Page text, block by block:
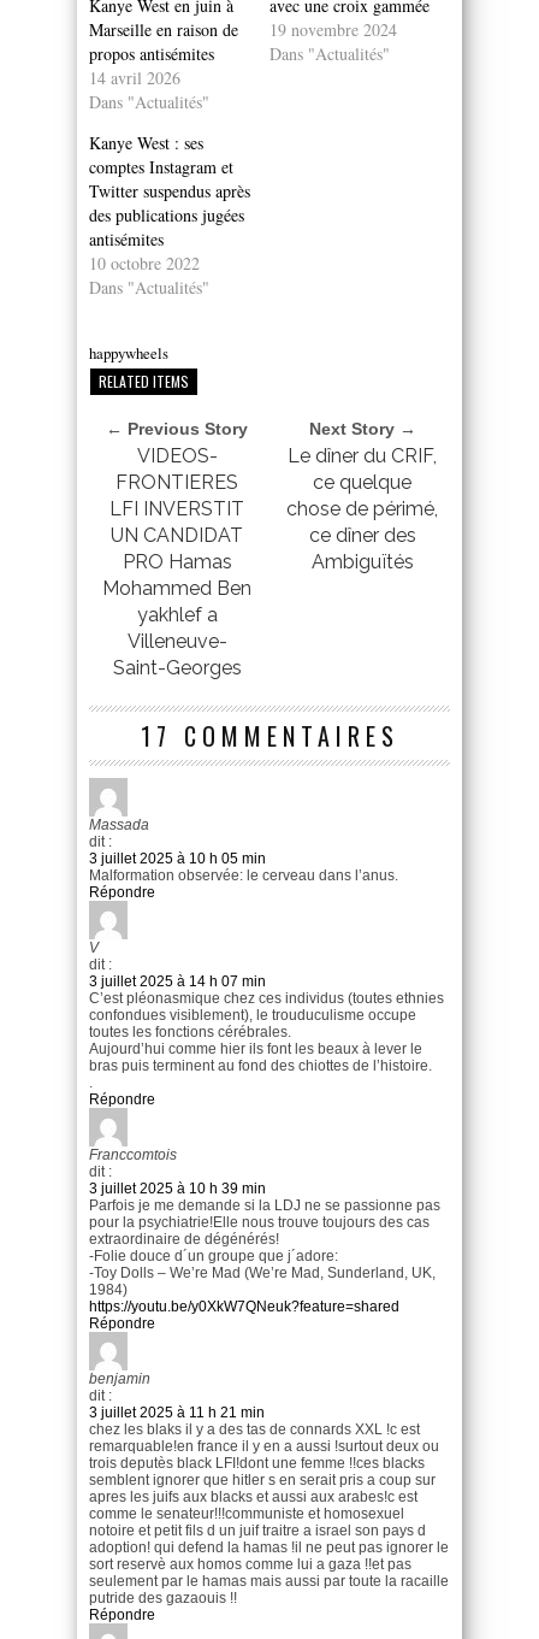
Kanye West en juin à
Marseille en raison de
propos antisémites
14 avril 2026
Dans "Actualités"
avec une croix gammée
19 novembre 2024
Dans "Actualités"
Kanye West : ses
comptes Instagram et
Twitter suspendus après
des publications jugées
antisémites
10 octobre 2022
Dans "Actualités"
happywheels
RELATED ITEMS
← Previous Story
VIDEOS-
FRONTIERES
LFI INVERSTIT
UN CANDIDAT
PRO Hamas
Mohammed Ben
yakhlef a
Villeneuve-
Saint-Georges
Next Story →
Le dîner du CRIF,
ce quelque
chose de périmé,
ce dîner des
Ambiguïtés
17 COMMENTAIRES
Massada
dit :
3 juillet 2025 à 10 h 05 min
Malformation observée: le cerveau dans l’anus.
Répondre
V
dit :
3 juillet 2025 à 14 h 07 min
C’est pléonasmique chez ces individus (toutes ethnies
confondues visiblement), le trouduculisme occupe
toutes les fonctions cérébrales.
Aujourd’hui comme hier ils font les beaux à lever le
bras puis terminent au fond des chiottes de l’histoire.
Répondre
Franccomtois
dit :
3 juillet 2025 à 10 h 39 min
Parfois je me demande si la LDJ ne se passionne pas
pour la psychiatrie!Elle nous trouve toujours des cas
extraordinaire de dégénérés!
-Folie douce d´un groupe que j´adore:
-Toy Dolls – We’re Mad (We’re Mad, Sunderland, UK,
1984)
https://youtu.be/y0XkW7QNeuk?feature=shared
Répondre
benjamin
dit :
3 juillet 2025 à 11 h 21 min
chez les blaks il y a des tas de connards XXL !c est
remarquable!en france il y en a aussi !surtout deux ou
trois deputès black LFI!dont une femme !!ces blacks
semblent ignorer que hitler s en serait pris a coup sur
apres les juifs aux blacks et aussi aux arabes!c est
comme le senateur!!!communiste et homosexuel
notoire et petit fils d un juif traitre a israel son pays d
adoption! qui defend la hamas !il ne peut pas ignorer le
sort reservè aux homos comme lui a gaza !!et pas
seulement par le hamas mais aussi par toute la racaille
putride des gazaouis !!
Répondre